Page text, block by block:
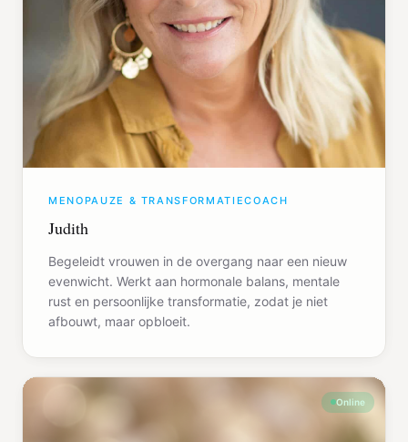
MENOPAUZE & TRANSFORMATIECOACH
Judith
Begeleidt vrouwen in de overgang naar een nieuw
evenwicht. Werkt aan hormonale balans, mentale
rust en persoonlijke transformatie, zodat je niet
afbouwt, maar opbloeit.
Online